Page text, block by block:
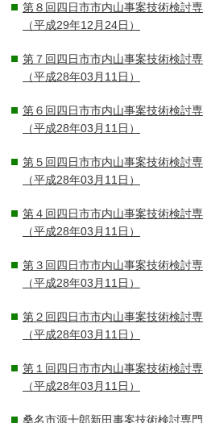
第８回四日市市内山事案技術検討
（平成29年12月24日）
第７回四日市市内山事案技術検討
（平成28年03月11日）
第６回四日市市内山事案技術検討
（平成28年03月11日）
第５回四日市市内山事案技術検討
（平成28年03月11日）
第４回四日市市内山事案技術検討
（平成28年03月11日）
第３回四日市市内山事案技術検討
（平成28年03月11日）
第２回四日市市内山事案技術検討
（平成28年03月11日）
第１回四日市市内山事案技術検討
（平成28年03月11日）
桑名市源十郎新田事案技術検討専